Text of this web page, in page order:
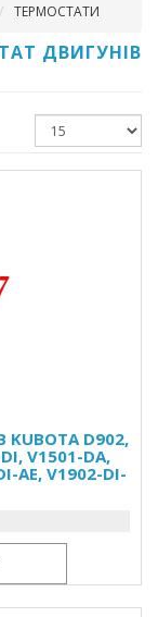
ТЕРМОСТАТИ
ДВИГУНІВ
D902,
V1501-DA,
AE, V1902-DI-